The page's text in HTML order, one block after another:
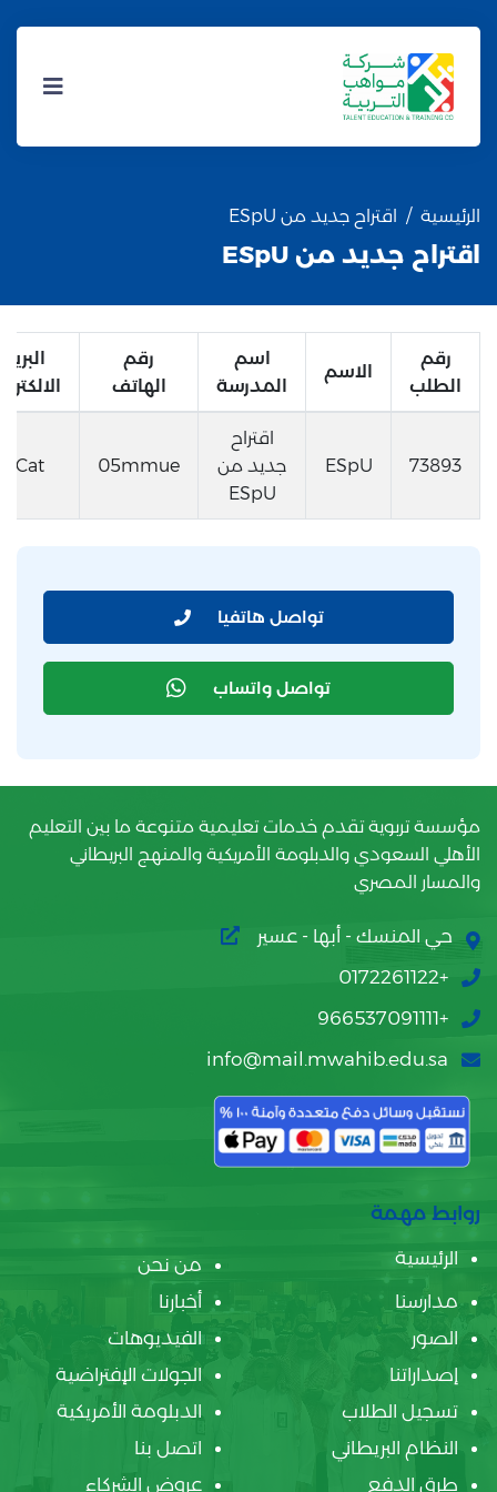
الرئيسية اقتراح جديد من ESpU
اقتراح جديد من ESpU
رقم
الطلب
الاسم
اسم
المدرسة
رقم
الهاتف
البريد
73893
ESpU
اقتراح
جديد من
ESpU
05mmue
qCat
تواصل هاتفيا
تواصل واتساب
مؤسسة تربوية تقدم خدمات تعليمية متنوعة ما بين التعليم
الأهلي السعودي والدبلومة الأمريكية والمنهج البريطاني
والمسار المصري
حي المنسك - أبها - عسير
+0172261122
+966537091111
info@mail.mwahib.edu.sa
روابط مهمة
الرئيسية
من نحن
مدارسنا
أخبارنا
الصور
الفيديوهات
إصداراتنا
الجولات الإفتراضية
تسجيل الطلاب
الدبلومة الأمريكية
النظام البريطاني
اتصل بنا
طرق الدفع
عروض الشركاء